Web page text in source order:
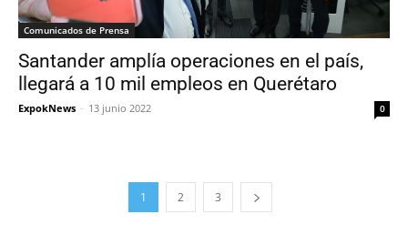
Comunicados de Prensa
Santander amplía operaciones en el país,
llegará a 10 mil empleos en Querétaro
ExpokNews - 13 junio 2022 0
1 2 3